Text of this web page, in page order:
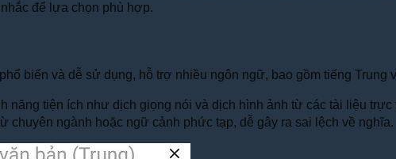
để lựa chọn phù hợp.
biến và dễ sử dụng, hỗ trợ nhiều ngôn ngữ, bao gồm tiếng Trung
năng tiện ích như dịch giọng nói và dịch hình ảnh từ các tài liệu trực
chuyên ngành hoặc ngữ cảnh phức tạp, dễ gây ra sai lệch về nghĩa.